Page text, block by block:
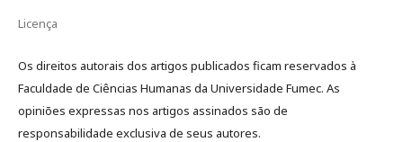
Licença
Os direitos autorais dos artigos publicados ficam reservados à
Faculdade de Ciências Humanas da Universidade Fumec. As
opiniões expressas nos artigos assinados são de
responsabilidade exclusiva de seus autores.